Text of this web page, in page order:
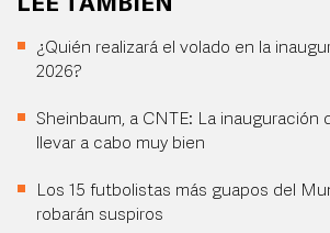
LEE TAMBIÉN
¿Quién realizará el volado en la
2026?
Sheinbaum, a CNTE: La inauguración
llevar a cabo muy bien
Los 15 futbolistas más guapos del
robarán suspiros